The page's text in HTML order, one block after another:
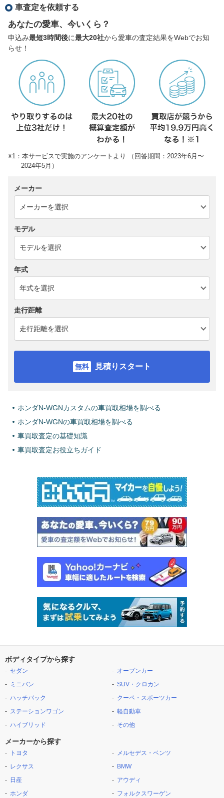
車査定を依頼する
あなたの愛車、今いくら？
申込み最短3時間後に最大20社から愛車の査定結果をWebでお知
らせ！
※1：本サービスで実施のアンケートより （回答期間：2023年6月〜
2024年5月）
メーカー
モデル
年式
走行距離
見積りスタート
ホンダN-WGNカスタムの車買取相場を調べる
ホンダN-WGNの車買取相場を調べる
車買取査定の基礎知識
車買取査定お役立ちガイド
ボディタイプから探す
セダン
ミニバン
ハッチバック
ステーションワゴン
ハイブリッド
オープンカー
SUV・クロカン
クーペ・スポーツカー
軽自動車
その他
メーカーから探す
トヨタ
レクサス
日産
ホンダ
メルセデス・ベンツ
BMW
アウディ
フォルクスワーゲン